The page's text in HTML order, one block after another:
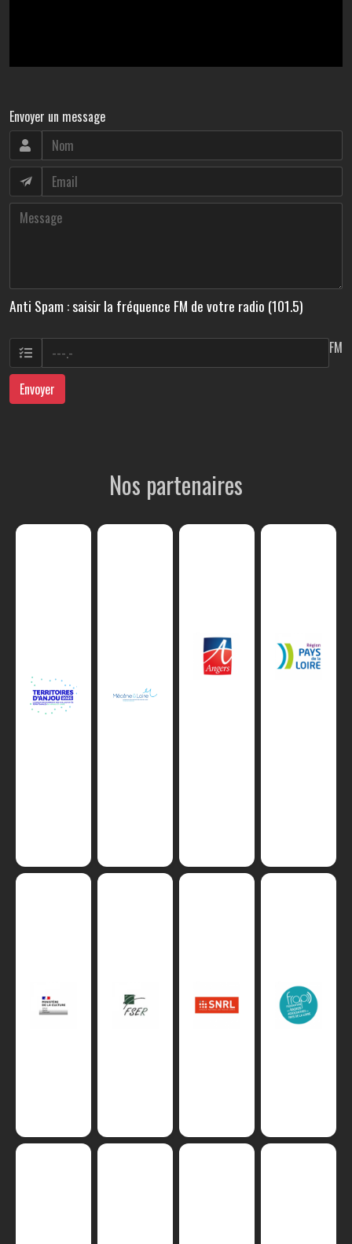
Envoyer un message
Anti Spam : saisir la fréquence FM de votre radio (101.5)
FM
Envoyer
Nos partenaires